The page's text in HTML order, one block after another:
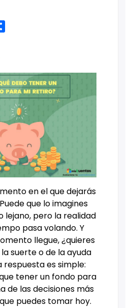
en el que dejarás
que lo imagines
lejano, pero la realidad
pasa volando. Y
llegue, ¿quieres
suerte o de la ayuda
respuesta es simple:
tener un fondo para
de las decisiones más
puedes tomar hoy.